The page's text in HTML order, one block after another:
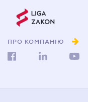
ПРО КОМПАНІЮ